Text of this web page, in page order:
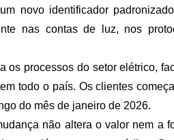
novo identificador
nas contas de luz, nos
os processos do setor elétrico,
todo o país. Os clientes
do mês de janeiro de 2026.
não altera o valor nem a